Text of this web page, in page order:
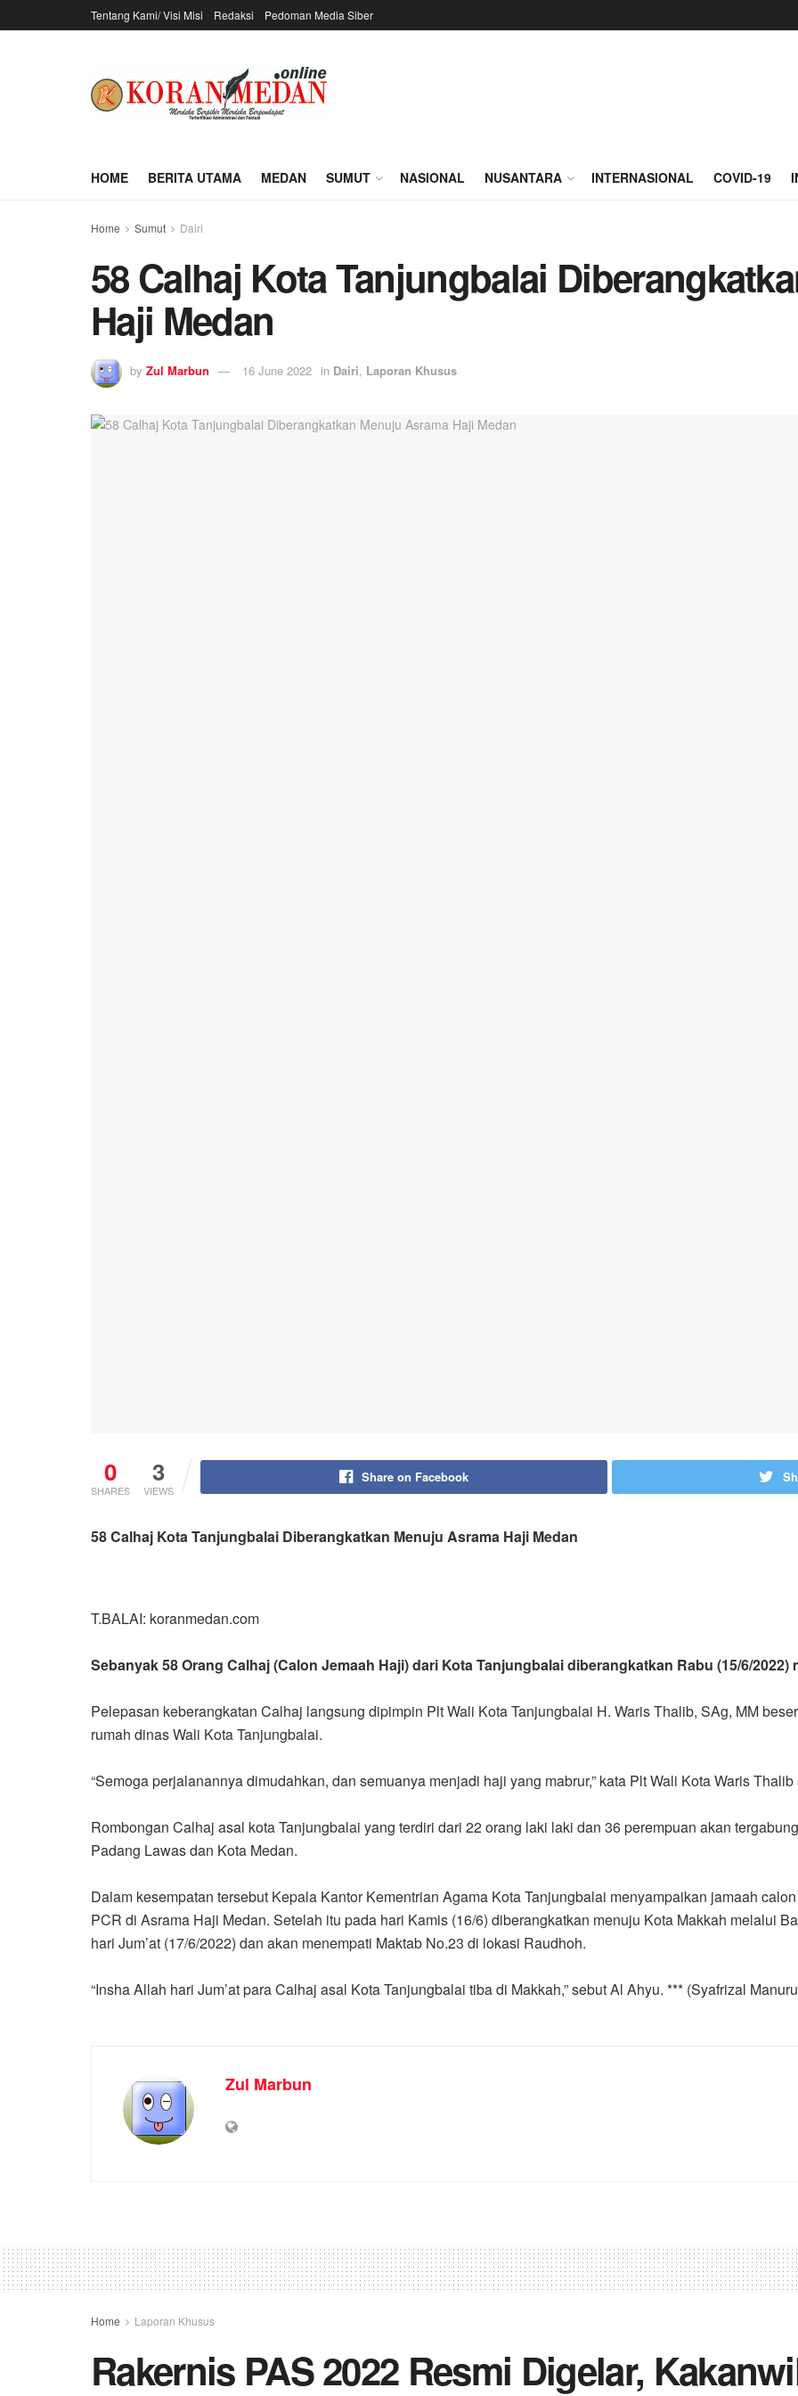
Tentang Kami/ Visi Misi Redaksi Pedoman Media Siber
HOME BERITA UTAMA MEDAN SUMUT NASIONAL NUSANTARA INTERNASIONAL COVID-19
Home Sumut Dairi
58 Calhaj Kota Tanjungbalai
Haji Medan
by Zul Marbun 16 June 2022 in Dairi, Laporan Khusus
0
SHARES
3
VIEWS
Share on Facebook
58 Calhaj Kota Tanjungbalai Diberangkatkan Menuju Asrama Haji Medan
T.BALAI: koranmedan.com
Sebanyak 58 Orang Calhaj (Calon Jemaah Haji) dari Kota Tanjungbalai diberangkatkan Rabu (15/6/
Pelepasan keberangkatan Calhaj langsung dipimpin Plt Wali Kota Tanjungbalai H. Waris Thalib, SAg, MM
rumah dinas Wali Kota Tanjungbalai.
“Semoga perjalanannya dimudahkan, dan semuanya menjadi haji yang mabrur,” kata Plt Wali Kota Waris
Rombongan Calhaj asal kota Tanjungbalai yang terdiri dari 22 orang laki laki dan 36 perempuan akan
Padang Lawas dan Kota Medan.
Dalam kesempatan tersebut Kepala Kantor Kementrian Agama Kota Tanjungbalai menyampaikan jamaah
PCR di Asrama Haji Medan. Setelah itu pada hari Kamis (16/6) diberangkatkan menuju Kota Makkah melalui
hari Jum’at (17/6/2022) dan akan menempati Maktab No.23 di lokasi Raudhoh.
“Insha Allah hari Jum’at para Calhaj asal Kota Tanjungbalai tiba di Makkah,” sebut Al Ahyu. *** (Syafrizal
Zul Marbun
Home Laporan Khusus
Rakernis PAS 2022 Resmi Digelar,